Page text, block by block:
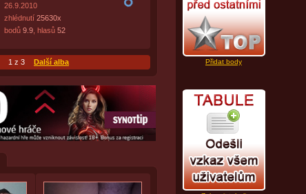
Přidat body
26.9.2010
zhlédnutí 25630x
bodů 9.9, hlasů 52
1 z 3 Další alba